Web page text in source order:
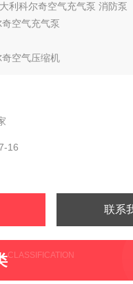
利科尔奇空气充气泵 消防泵
空气充气泵
空气压缩机
16
联系
CLASSIFICATION